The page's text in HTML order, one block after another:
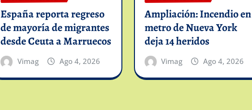
España reporta regreso
de mayoría de migrantes
desde Ceuta a Marruecos
Vimag Ago 4, 2026
Ampliación: Incendio en
metro de Nueva York
deja 14 heridos
Vimag Ago 4, 2026